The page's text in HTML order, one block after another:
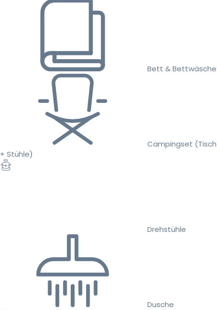
Bett & Bettwäsche
Campingset (Tisch
+ Stühle)
Drehstühle
Dusche